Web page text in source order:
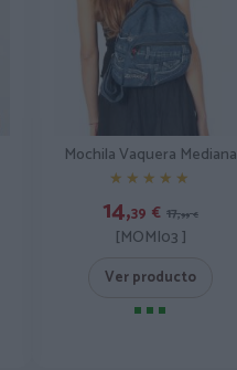
Mochila Vaquera Mediana
★★★★★
★★★★★
14,39 € 17,99 €
[MOMI03 ]
Ver producto